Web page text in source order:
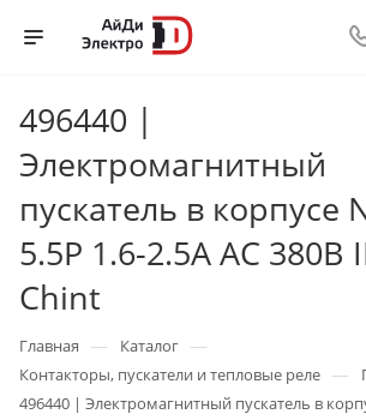
496440 |
Электромагнитный
пускатель в корпусе
5.5P 1.6-2.5А AC 380В
Chint
Главная — Каталог —
Контакторы, пускатели и тепловые реле —
496440 | Электромагнитный пускатель в